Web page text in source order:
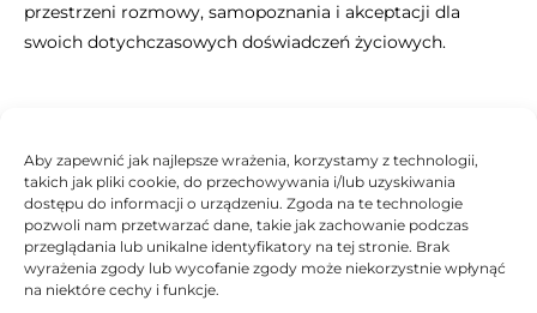
Aby zapewnić jak najlepsze wrażenia, korzystamy z technologii,
takich jak pliki cookie, do przechowywania i/lub uzyskiwania
dostępu do informacji o urządzeniu. Zgoda na te technologie
pozwoli nam przetwarzać dane, takie jak zachowanie podczas
przeglądania lub unikalne identyfikatory na tej stronie. Brak
wyrażenia zgody lub wycofanie zgody może niekorzystnie wpłynąć
na niektóre cechy i funkcje.
przestrzeni rozmowy, samopoznania i akceptacji dla
swoich dotychczasowych doświadczeń życiowych.
Jeśli czujesz, że potrzebujesz wsparcia w odzyskaniu
równowagi emocjonalnej, zapraszam Cię do bezpiecznej,
pełnej empatii przestrzeni w Someone To Talk To. Razem
możemy przyjrzeć się Twoim przekonaniom, zaopiekować
się emocjami i odnaleźć Twoje własne źródło życiowej
energii.